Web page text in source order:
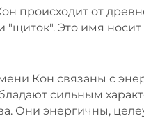
происходит от
"щиток". Это имя
Кон связаны с
сильным
Они энергичны,